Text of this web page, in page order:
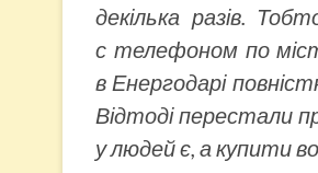
декілька разів.
с телефоном по
в Енергодарі
Відтоді перестали
у людей є, а купити